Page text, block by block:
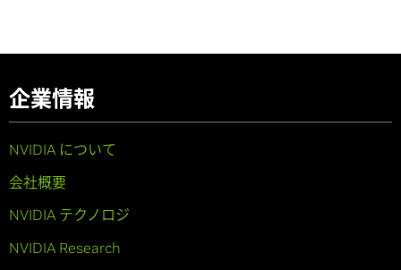
企業情報
NVIDIA について
会社概要
NVIDIA テクノロジ
NVIDIA Research